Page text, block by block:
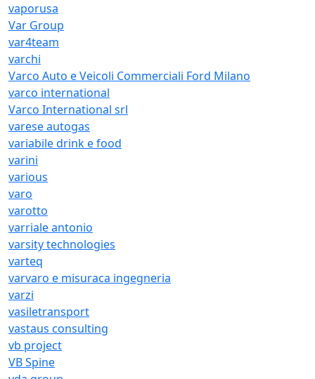
vaporusa
Var Group
var4team
varchi
Varco Auto e Veicoli Commerciali Ford Milano
varco international
Varco International srl
varese autogas
variabile drink e food
varini
various
varo
varotto
varriale antonio
varsity technologies
varteq
varvaro e misuraca ingegneria
varzi
vasiletransport
vastaus consulting
vb project
VB Spine